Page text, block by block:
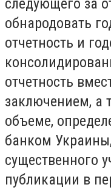
следующего за
обнародовать
отчетность и
отчетность
заключением, а
объеме,
банком
существенного
публикации в